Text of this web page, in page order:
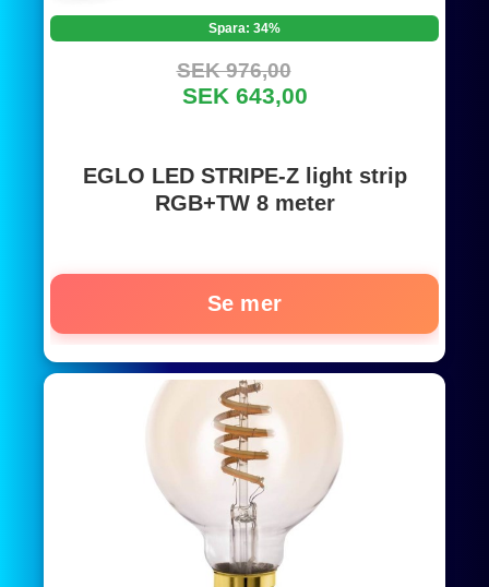
Spara: 34%
SEK 976,00
SEK 643,00
EGLO LED STRIPE-Z light strip
RGB+TW 8 meter
Se mer